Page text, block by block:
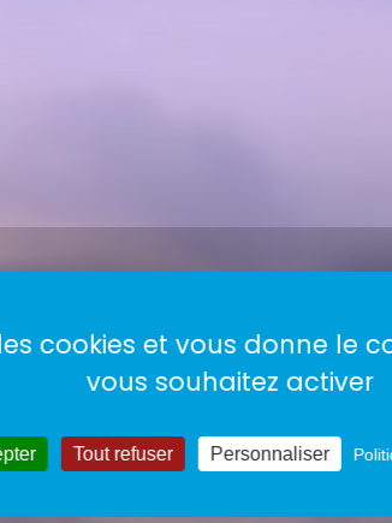
cookies et vous donne le
vous souhaitez activer
Tout refuser Personnaliser